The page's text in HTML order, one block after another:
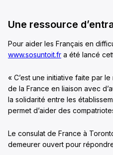
Une ressource
Pour aider les Français en
www.sosuntoit.fr a été lancé
« C’est une initiative faite par
de la France en liaison avec
la solidarité entre les
permet d’aider des
Le consulat de France à
demeurer ouvert pour